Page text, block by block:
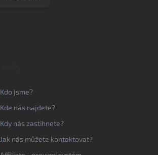
Kdo jsme?
Kde nás najdete?
Kdy nás zastihnete?
Jak nás můžete kontaktovat?